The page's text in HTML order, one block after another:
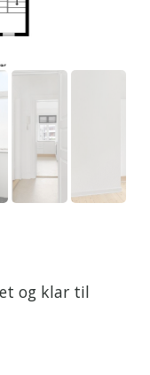
og klar til